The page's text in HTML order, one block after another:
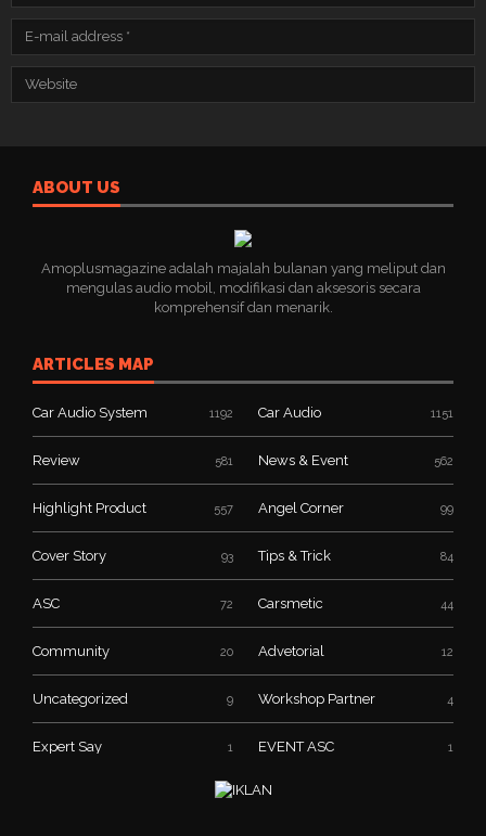
ABOUT US
Amoplusmagazine adalah majalah bulanan yang meliput dan
mengulas audio mobil, modifikasi dan aksesoris secara
komprehensif dan menarik.
ARTICLES MAP
Car Audio System 1192 Car Audio 1151
Review 581 News & Event 562
Highlight Product 557 Angel Corner 99
Cover Story 93 Tips & Trick 84
ASC 72 Carsmetic 44
Community 20 Advetorial 12
Uncategorized 9 Workshop Partner 4
Expert Say 1 EVENT ASC 1